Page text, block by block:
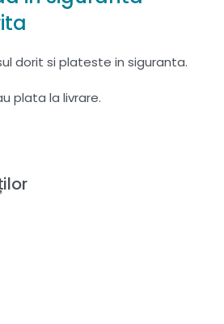
dorit si plateste in siguranta.
plata la livrare.